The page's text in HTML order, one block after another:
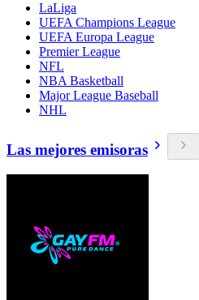
LaLiga
UEFA Champions League
UEFA Europa League
Premier League
NFL
NBA Basketball
Major League Baseball
NHL
Las mejores emisoras